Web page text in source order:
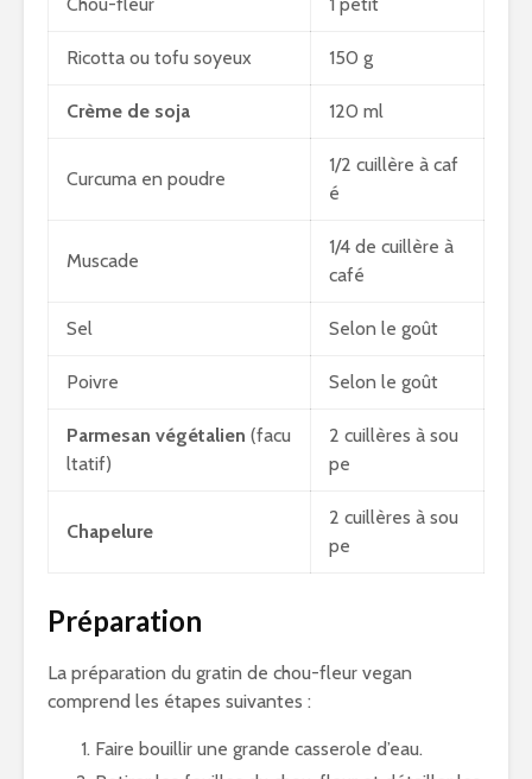
Ricotta ou tofu soyeux 150 g
Crème de soja 120 ml
Curcuma en poudre
1/2 cuillère à caf
é
Muscade
1/4 de cuillère à
café
Sel Selon le goût
Poivre Selon le goût
Parmesan végétalien (facu
ltatif)
2 cuillères à sou
pe
Chapelure
2 cuillères à sou
pe
Préparation
La préparation du gratin de chou-fleur vegan
comprend les étapes suivantes :
Faire bouillir une grande casserole d’eau.